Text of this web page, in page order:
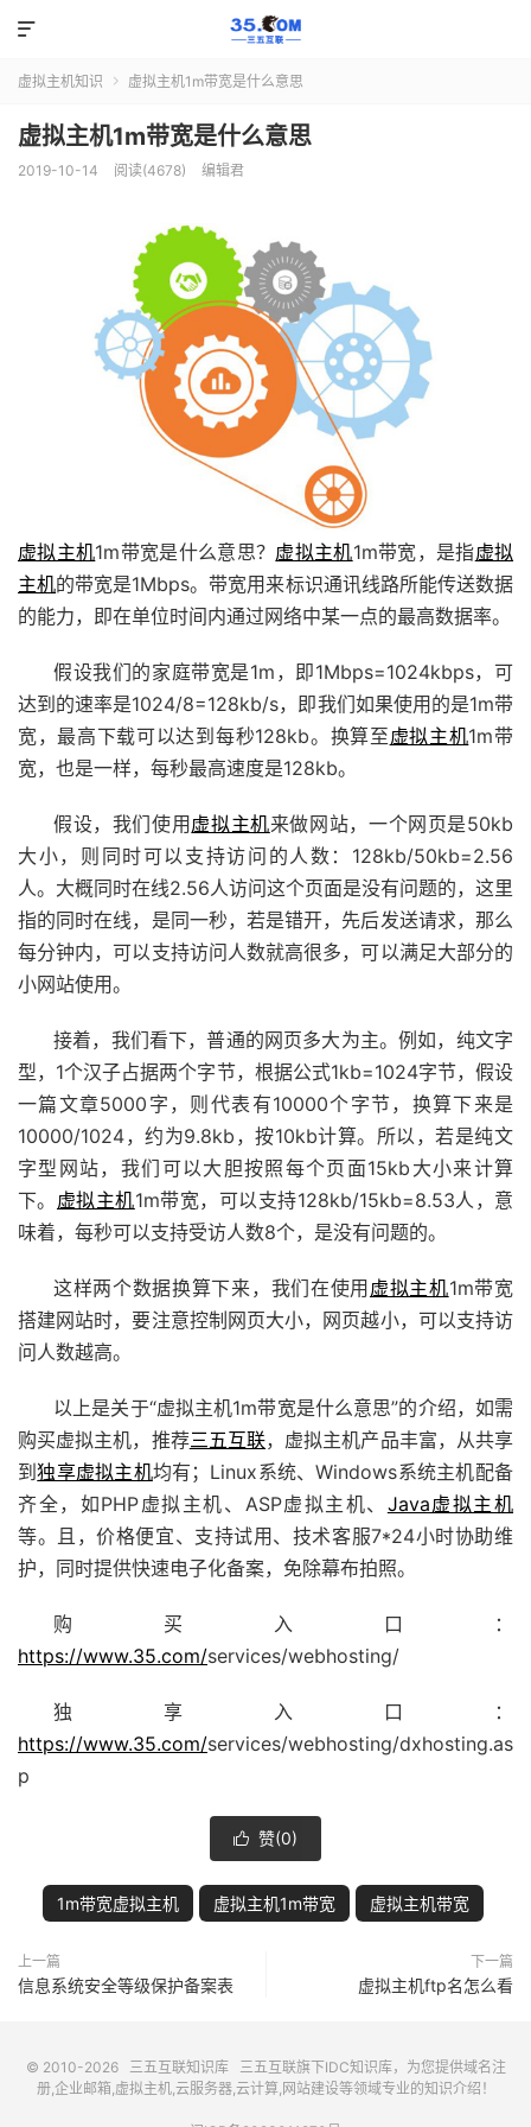

虚拟主机知识  虚拟主机1m带宽是什么意思
虚拟主机1m带宽是什么意思
2019-10-14 阅读(4678) 编辑君
虚拟主机1m带宽是什么意思？ 虚拟主机1m带宽，是指虚拟
主机的带宽是1Mbps。带宽用来标识通讯线路所能传送数据
的能力，即在单位时间内通过网络中某一点的最高数据率。
假设我们的家庭带宽是1m，即1Mbps=1024kbps，可
达到的速率是1024/8=128kb/s，即我们如果使用的是1m带
宽，最高下载可以达到每秒128kb。换算至虚拟主机1m带
宽，也是一样，每秒最高速度是128kb。
假设，我们使用 虚拟主机来做网站，一个网页是50kb
大小，则同时可以支持访问的人数：128kb/50kb=2.56
人。大概同时在线2.56人访问这个页面是没有问题的，这里
指的同时在线，是同一秒，若是错开，先后发送请求，那么
每分钟内，可以支持访问人数就高很多，可以满足大部分的
小网站使用。
接着，我们看下，普通的网页多大为主。例如，纯文字
型，1个汉子占据两个字节，根据公式1kb=1024字节，假设
一篇文章5000字，则代表有10000个字节，换算下来是
10000/1024，约为9.8kb，按10kb计算。所以，若是纯文
字型网站，我们可以大胆按照每个页面15kb大小来计算
下。 虚拟主机1m带宽，可以支持128kb/15kb=8.53人，意
味着，每秒可以支持受访人数8个，是没有问题的。
这样两个数据换算下来，我们在使用 虚拟主机1m带宽
搭建网站时，要注意控制网页大小，网页越小，可以支持访
问人数越高。
以上是关于“虚拟主机1m带宽是什么意思”的介绍，如需
购买虚拟主机，推荐三五互联，虚拟主机产品丰富，从共享
到独享虚拟主机均有；Linux系统、Windows系统主机配备
齐全，如PHP虚拟主机、ASP虚拟主机、 Java虚拟主机
等。且，价格便宜、支持试用、技术客服7*24小时协助维
护，同时提供快速电子化备案，免除幕布拍照。
购买入口：
https://www.35.com/services/webhosting/
独享入口：
https://www.35.com/services/webhosting/dxhosting.as
p
 赞(0)
1m带宽虚拟主机 虚拟主机1m带宽 虚拟主机带宽
上一篇
信息系统安全等级保护备案表
下一篇
虚拟主机ftp名怎么看
© 2010-2026 三五互联知识库 三五互联旗下IDC知识库，为您提供域名注
册,企业邮箱,虚拟主机,云服务器,云计算,网站建设等领域专业的知识介绍！